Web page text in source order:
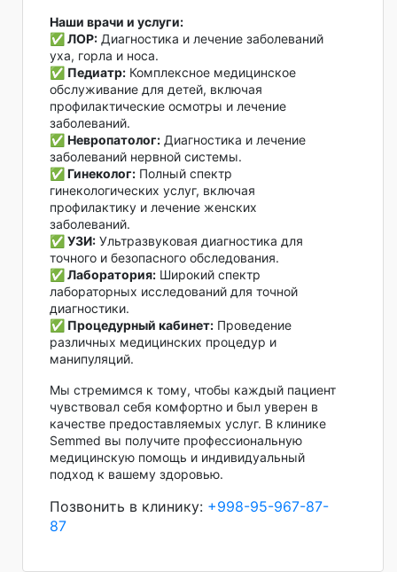
Наши врачи и услуги:
✅ ЛОР: Диагностика и лечение заболеваний
уха, горла и носа.
✅ Педиатр: Комплексное медицинское
обслуживание для детей, включая
профилактические осмотры и лечение
заболеваний.
✅ Невропатолог: Диагностика и лечение
заболеваний нервной системы.
✅ Гинеколог: Полный спектр
гинекологических услуг, включая
профилактику и лечение женских
заболеваний.
✅ УЗИ: Ультразвуковая диагностика для
точного и безопасного обследования.
✅ Лаборатория: Широкий спектр
лабораторных исследований для точной
диагностики.
✅ Процедурный кабинет: Проведение
различных медицинских процедур и
манипуляций.
Мы стремимся к тому, чтобы каждый пациент
чувствовал себя комфортно и был уверен в
качестве предоставляемых услуг. В клинике
Semmed вы получите профессиональную
медицинскую помощь и индивидуальный
подход к вашему здоровью.
Позвонить в клинику: +998-95-967-87-
87